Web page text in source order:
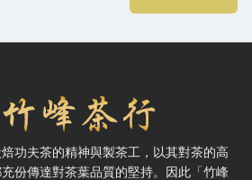
主導覽與聯絡方式
功夫茶的精神與製茶工，以其對茶的高
份傳達對茶葉品質的堅持。因此「竹峰